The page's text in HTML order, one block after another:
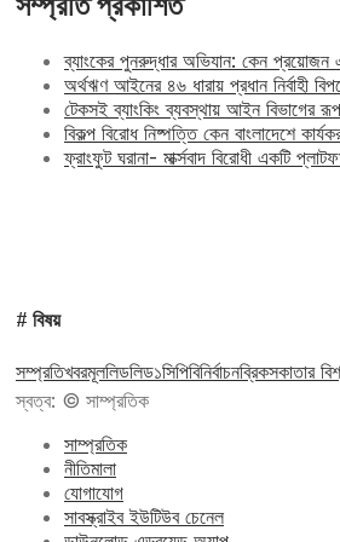
ব্যাংকের পুনরুদ্ধার অভিযান: কেন প্রয়োজন
অর্থঋণ আইনের ৪৬ ধারায় প্রধান নির্বাহী
টেকসই ব্যাংকিং ব্যবস্থায় আইন বিভাগের
বিকল্প বিরোধ নিষ্পত্তি কেন বাংলাদেশে
ফ্রাংফুট ঘরানা- মার্ক্সবাদ বিরোধী একটি
# বিষয়
সম্প্রতিখবরমূললিডলিড১সিপিবিনির্বাচনব্রিকসকাতার
স্বত্ব: © সাম্প্রতিক
সাম্প্রতিক
নীতিমালা
যোগাযোগ
সাবস্ক্রাইব ইউটিউব চেনেল